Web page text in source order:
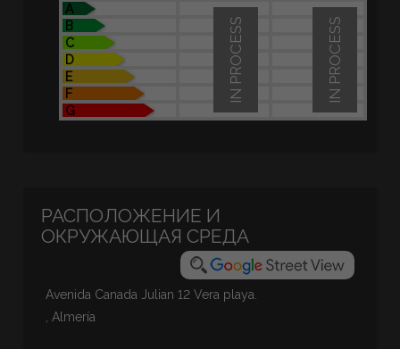
A
B
C
D
E
F
G
IN PROCESS
IN PROCESS
РАСПОЛОЖЕНИЕ И
ОКРУЖАЮЩАЯ СРЕДА
Avenida Canada Julian 12 Vera playa.
, Almería